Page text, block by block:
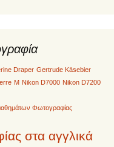
Draper Gertrude Käsebier
M Nikon D7000 Nikon D7200
Φωτογραφίας
στα αγγλικά